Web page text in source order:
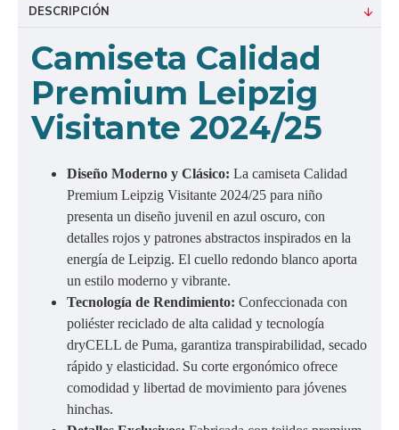
DESCRIPCIÓN
Camiseta Calidad
Premium Leipzig
Visitante 2024/25
Diseño Moderno y Clásico: La camiseta Calidad
Premium Leipzig Visitante 2024/25 para niño
presenta un diseño juvenil en azul oscuro, con
detalles rojos y patrones abstractos inspirados en la
energía de Leipzig. El cuello redondo blanco aporta
un estilo moderno y vibrante.
Tecnología de Rendimiento: Confeccionada con
poliéster reciclado de alta calidad y tecnología
dryCELL de Puma, garantiza transpirabilidad, secado
rápido y elasticidad. Su corte ergonómico ofrece
comodidad y libertad de movimiento para jóvenes
hinchas.